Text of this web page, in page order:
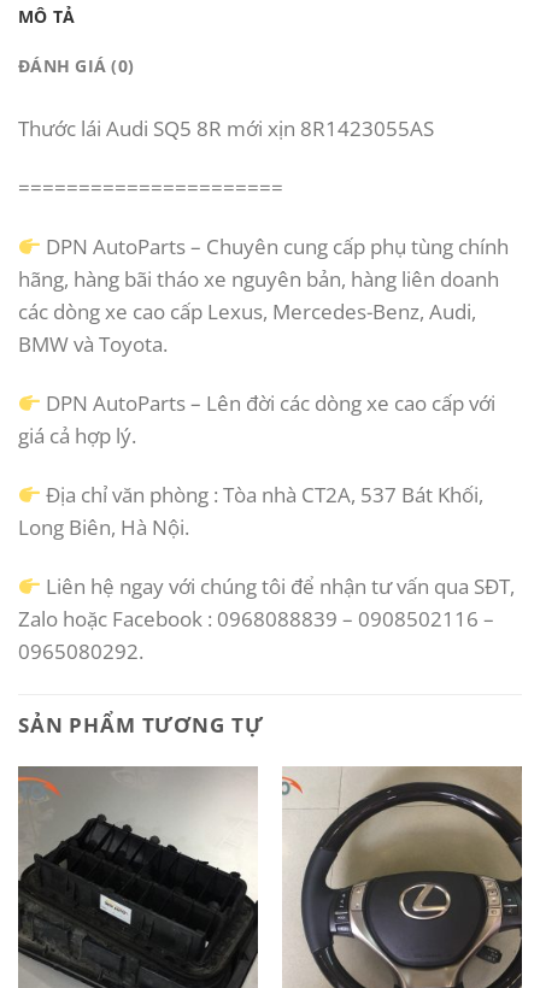
MÔ TẢ
ĐÁNH GIÁ (0)
Thước lái Audi SQ5 8R mới xịn 8R1423055AS
======================
DPN AutoParts – Chuyên cung cấp phụ tùng chính
hãng, hàng bãi tháo xe nguyên bản, hàng liên doanh
các dòng xe cao cấp Lexus, Mercedes-Benz, Audi,
BMW và Toyota.
DPN AutoParts – Lên đời các dòng xe cao cấp với
giá cả hợp lý.
Địa chỉ văn phòng : Tòa nhà CT2A, 537 Bát Khối,
Long Biên, Hà Nội.
Liên hệ ngay với chúng tôi để nhận tư vấn qua SĐT,
Zalo hoặc Facebook : 0968088839 – 0908502116 –
0965080292.
SẢN PHẨM TƯƠNG TỰ